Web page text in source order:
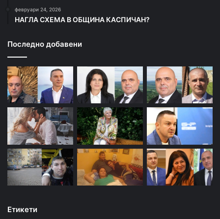
февруари 24, 2026
НАГЛА СХЕМА В ОБЩИНА КАСПИЧАН?
Последно добавени
Етикети